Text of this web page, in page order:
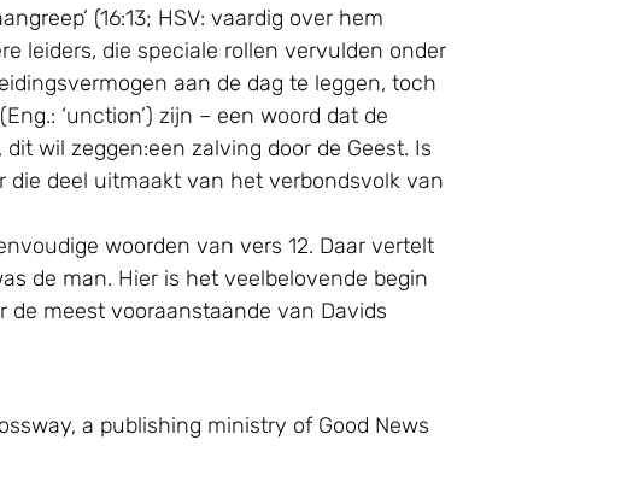
(16:13; HSV: vaardig over hem
leiders, die speciale rollen vervulden onder
aan de dag te leggen, toch
‘unction’) zijn – een woord dat de
wil zeggen:een zalving door de Geest. Is
deel uitmaakt van het verbondsvolk van
woorden van vers 12. Daar vertelt
de man. Hier is het veelbelovende begin
meest vooraanstaande van Davids
a publishing ministry of Good News